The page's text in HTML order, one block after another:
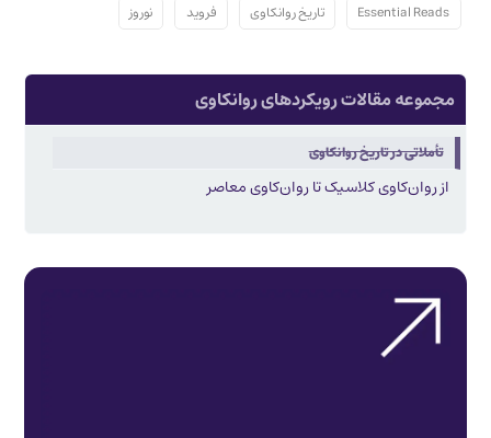
Essential Reads تاریخ روانکاوی فروید نوروز
مجموعه مقالات رویکردهای روانکاوی
تأملاتی در تاریخ روانکاوی
از روان‌کاوی کلاسیک تا روان‌کاوی معاصر